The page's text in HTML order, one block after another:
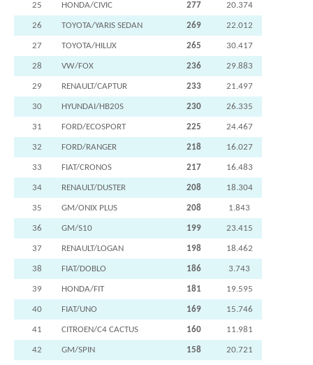
25 HONDA/CIVIC 277 20.374
26 TOYOTA/YARIS SEDAN 269 22.012
27 TOYOTA/HILUX 265 30.417
28 VW/FOX 236 29.883
29 RENAULT/CAPTUR 233 21.497
30 HYUNDAI/HB20S 230 26.335
31 FORD/ECOSPORT 225 24.467
32 FORD/RANGER 218 16.027
33 FIAT/CRONOS 217 16.483
34 RENAULT/DUSTER 208 18.304
35 GM/ONIX PLUS 208 1.843
36 GM/S10 199 23.415
37 RENAULT/LOGAN 198 18.462
38 FIAT/DOBLO 186 3.743
39 HONDA/FIT 181 19.595
40 FIAT/UNO 169 15.746
41 CITROEN/C4 CACTUS 160 11.981
42 GM/SPIN 158 20.721